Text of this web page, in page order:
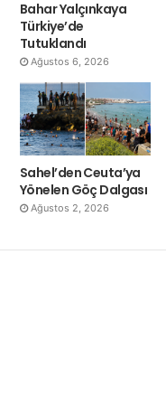
Bahar Yalçınkaya
Türkiye’de
Tutuklandı
Ağustos 6, 2026
Sahel’den Ceuta’ya
Yönelen Göç Dalgası
Ağustos 2, 2026